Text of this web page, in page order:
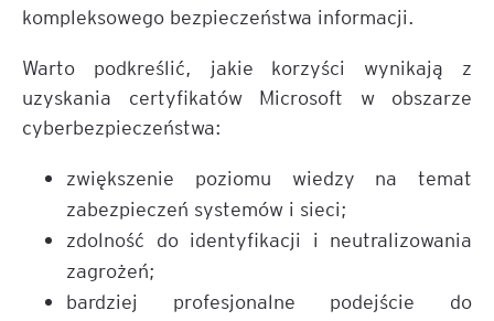
kompleksowego bezpieczeństwa informacji.
Warto podkreślić, jakie korzyści wynikają z
uzyskania certyfikatów Microsoft w obszarze
cyberbezpieczeństwa:
zwiększenie poziomu wiedzy na temat
zabezpieczeń systemów i sieci;
zdolność do identyfikacji i neutralizowania
zagrożeń;
bardziej profesjonalne podejście do